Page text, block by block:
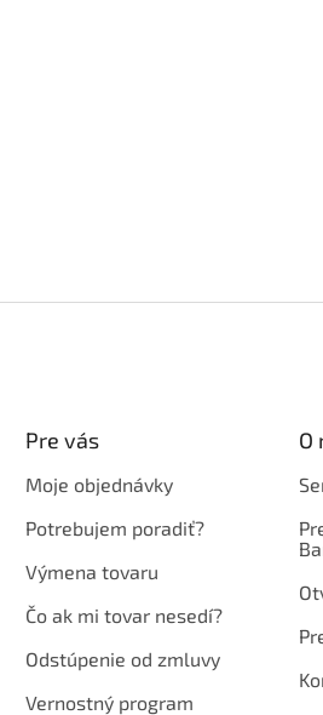
Pre vás
Moje objednávky
Potrebujem poradiť?
Výmena tovaru
Čo ak mi tovar nesedí?
Odstúpenie od zmluvy
Vernostný program
O